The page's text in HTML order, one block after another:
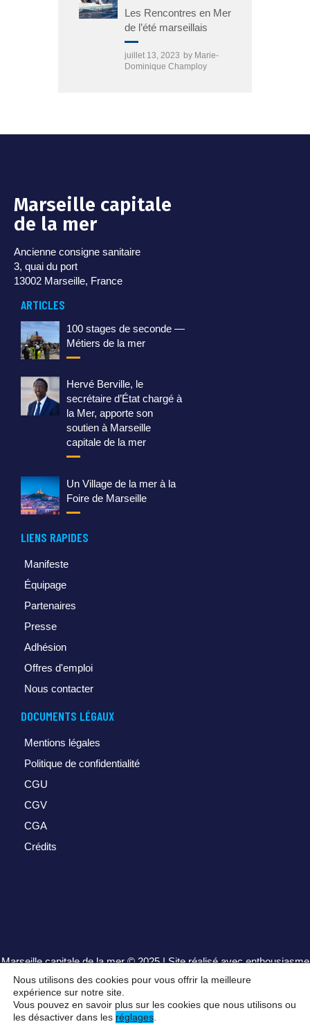
Les Rencontres en Mer
de l’été marseillais
juillet 13, 2023 by Marie-
Dominique Champloy
Marseille capitale
de la mer
Ancienne consigne sanitaire
3, quai du port
13002 Marseille, France
ARTICLES
100 stages de seconde —
Métiers de la mer
Hervé Berville, le
secrétaire d’État chargé à
la Mer, apporte son
soutien à Marseille
capitale de la mer
Un Village de la mer à la
Foire de Marseille
LIENS RAPIDES
Manifeste
Équipage
Partenaires
Presse
Adhésion
Offres d'emploi
Nous contacter
DOCUMENTS LÉGAUX
Mentions légales
Politique de confidentialité
CGU
CGV
CGA
Crédits
Marseille capitale de la mer© 2025 | Site réalisé avec enthousiasme
parhenrisequeira.com
Nous utilisons des cookies pour vous offrir la meilleure
expérience sur notre site.
Vous pouvez en savoir plus sur les cookies que nous utilisons ou
les désactiver dans les réglages